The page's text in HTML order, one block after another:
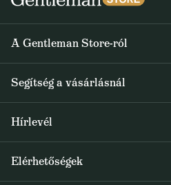
A Gentleman Store-ról
Rólunk
Journal
Segítség a vásárlásnál
Hírlevél
a speciális kínálatokról
Elérhetőségek